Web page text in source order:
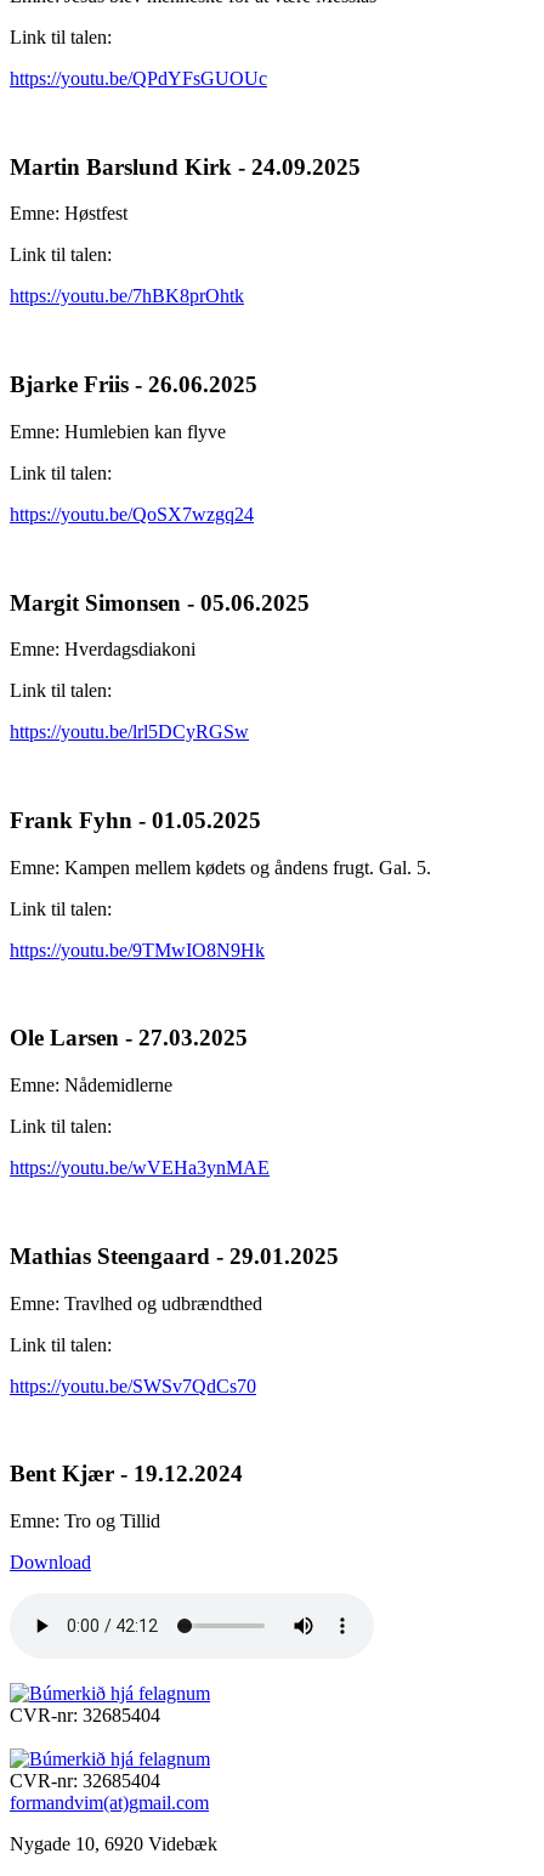
Link til talen:
https://youtu.be/QPdYFsGUOUc
Martin Barslund Kirk - 24.09.2025
Emne: Høstfest
Link til talen:
https://youtu.be/7hBK8prOhtk
Bjarke Friis - 26.06.2025
Emne: Humlebien kan flyve
Link til talen:
https://youtu.be/QoSX7wzgq24
Margit Simonsen - 05.06.2025
Emne: Hverdagsdiakoni
Link til talen:
https://youtu.be/lrl5DCyRGSw
Frank Fyhn - 01.05.2025
Emne: Kampen mellem kødets og åndens frugt. Gal. 5.
Link til talen:
https://youtu.be/9TMwIO8N9Hk
Ole Larsen - 27.03.2025
Emne: Nådemidlerne
Link til talen:
https://youtu.be/wVEHa3ynMAE
Mathias Steengaard - 29.01.2025
Emne: Travlhed og udbrændthed
Link til talen:
https://youtu.be/SWSv7QdCs70
Bent Kjær - 19.12.2024
Emne: Tro og Tillid
Download
CVR-nr: 32685404
CVR-nr: 32685404
formandvim(at)gmail.com
Nygade 10, 6920 Videbæk